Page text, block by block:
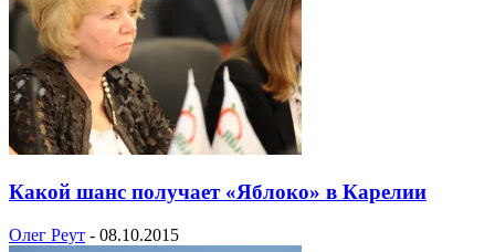
Какой шанс получает «Яблоко» в Карелии
Олег Реут - 08.10.2015